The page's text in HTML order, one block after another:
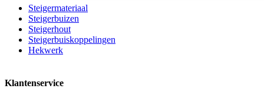
Steigermateriaal
Steigerbuizen
Steigerhout
Steigerbuiskoppelingen
Hekwerk
Klantenservice